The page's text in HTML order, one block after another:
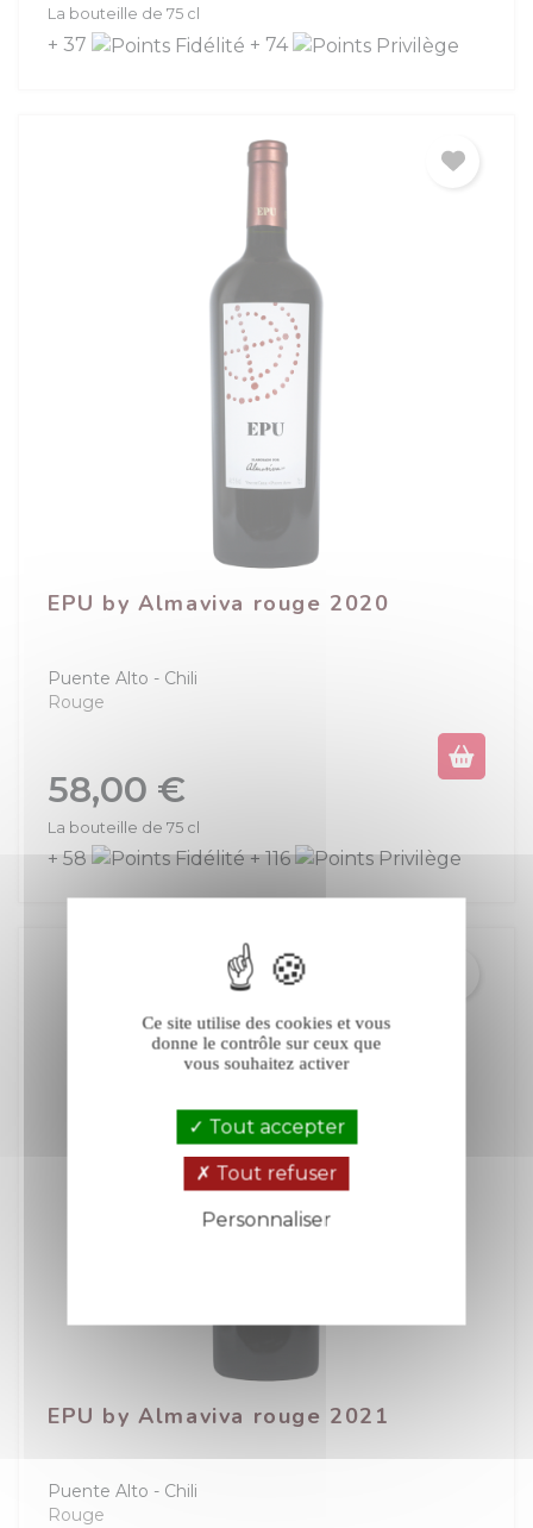
La bouteille de 75 cl
+ 37 + 74
EPU by Almaviva rouge 2020
Puente Alto
Chili
Rouge
Prix
58,00 €
La bouteille de 75 cl
+ 58 + 116
EPU by Almaviva rouge 2021
Puente Alto
Chili
Rouge
Ce site utilise des cookies et vous
donne le contrôle sur ceux que
vous souhaitez activer
Tout accepter
Tout refuser
Personnaliser